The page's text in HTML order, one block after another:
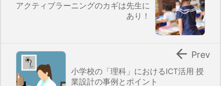
アクティブラーニングのカギは先生に
あり！
小学校の「理科」におけるICT活用 授
業設計の事例とポイント
 Prev